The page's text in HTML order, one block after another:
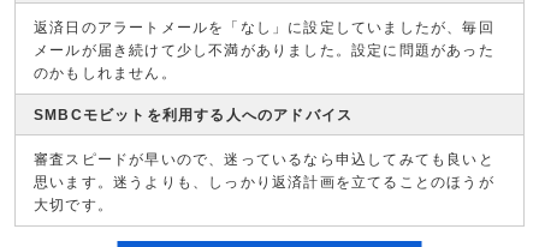
返済日のアラートメールを「なし」に設定していましたが、毎回
メールが届き続けて少し不満がありました。設定に問題があった
のかもしれません。
SMBCモビットを利用する人へのアドバイス
審査スピードが早いので、迷っているなら申込してみても良いと
思います。迷うよりも、しっかり返済計画を立てることのほうが
大切です。